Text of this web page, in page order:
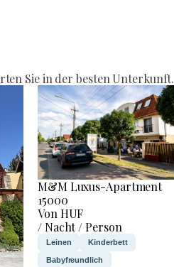
Sie in der besten Unterkunft.
M&M Luxus-Apartment
15000
Von HUF
/ Nacht / Person
Leinen Kinderbett
Babyfreundlich